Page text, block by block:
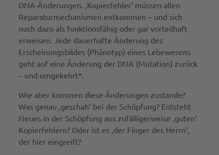
DNA-Änderungen. ‚Kopierfehler‘ müssen allen
Reparaturmechanismen entkommen – und sich
noch dazu als funktionsfähig oder gar vorteilhaft
erweisen. Jede dauerhafte Änderung des
Erscheinungsbildes (Phänotyp) eines Lebewesens
geht auf eine Änderung der DNA (Mutation) zurück
– und umgekehrt*.
Wie aber kommen diese Änderungen zustande?
Was genau ‚geschah‘ bei der Schöpfung? Entsteht
Neues in der Schöpfung aus zufälligerweise ‚guten‘
Kopierfehlern? Oder ist es ‚der Finger des Herrn‘,
der hier eingreift?